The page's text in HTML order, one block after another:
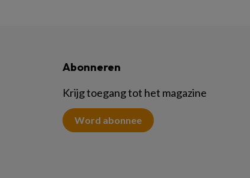
Abonneren
Krijg toegang tot het magazine
Word abonnee